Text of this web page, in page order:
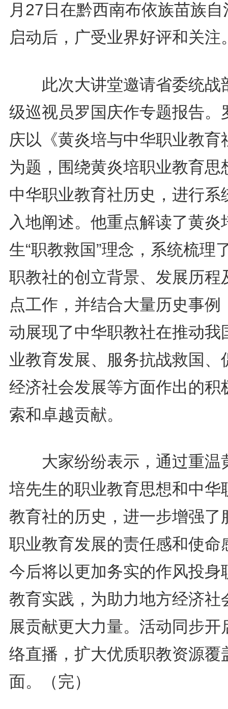
月27日在黔西南布依族苗族自
启动后，广受业界好评和关注
此次大讲堂邀请省委统战
级巡视员罗国庆作专题报告。
庆以《黄炎培与中华职业教育
为题，围绕黄炎培职业教育思
中华职业教育社历史，进行系
入地阐述。他重点解读了黄炎
生“职教救国”理念，系统梳理
职教社的创立背景、发展历程
点工作，并结合大量历史事例
动展现了中华职教社在推动我
业教育发展、服务抗战救国、
经济社会发展等方面作出的积
索和卓越贡献。
大家纷纷表示，通过重温
培先生的职业教育思想和中华
教育社的历史，进一步增强了
职业教育发展的责任感和使命
今后将以更加务实的作风投身
教育实践，为助力地方经济社
展贡献更大力量。活动同步开
络直播，扩大优质职教资源覆
面。（完）